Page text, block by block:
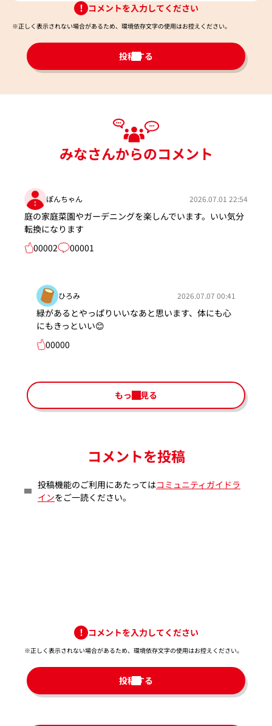
コメントを入力してください
※正しく表示されない場合があるため、環境依存文字の使用はお控えください。​
投稿する
みなさんからのコメント
ぽんちゃん 2026.07.01 22:54
庭の家庭菜園やガーデニングを楽しんでいます。いい気分
転換になります
00002
00001
ひろみ 2026.07.07 00:41
緑があるとやっぱりいいなあと思います、体にも心
にもきっといい😊
00000
もっと見る
コメントを投稿
投稿機能のご利用にあたってはコミュニティガイドラ
インをご一読ください。
コメントを入力してください
※正しく表示されない場合があるため、環境依存文字の使用はお控えください。​
投稿する